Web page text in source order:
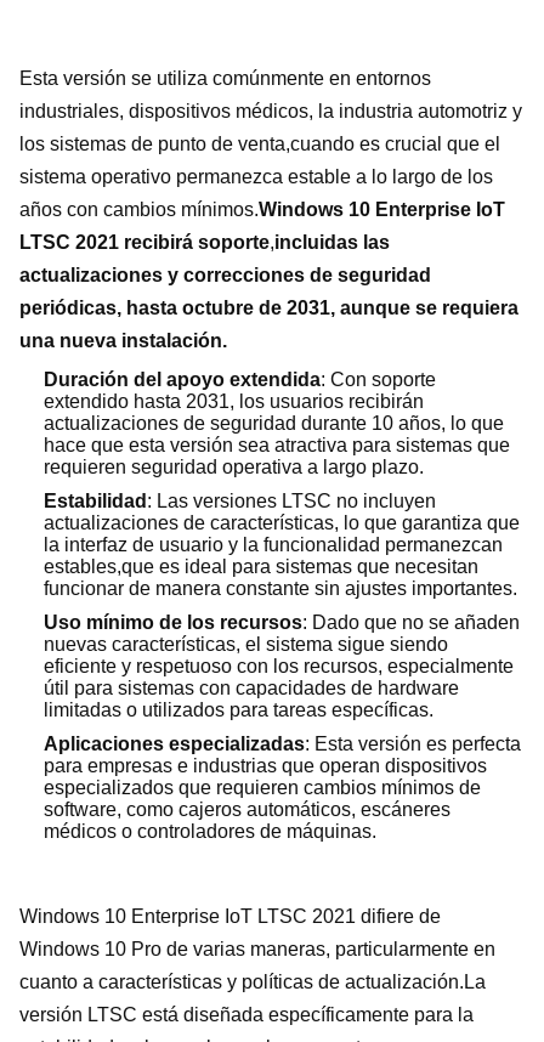
Esta versión se utiliza comúnmente en entornos
industriales, dispositivos médicos, la industria automotriz y
los sistemas de punto de venta,cuando es crucial que el
sistema operativo permanezca estable a lo largo de los
años con cambios mínimos.Windows 10 Enterprise IoT
LTSC 2021 recibirá soporte,incluidas las
actualizaciones y correcciones de seguridad
periódicas, hasta octubre de 2031, aunque se requiera
una nueva instalación.
Duración del apoyo extendida: Con soporte
extendido hasta 2031, los usuarios recibirán
actualizaciones de seguridad durante 10 años, lo que
hace que esta versión sea atractiva para sistemas que
requieren seguridad operativa a largo plazo.
Estabilidad : Las versiones LTSC no incluyen
actualizaciones de características, lo que garantiza que
la interfaz de usuario y la funcionalidad permanezcan
estables,que es ideal para sistemas que necesitan
funcionar de manera constante sin ajustes importantes.
Uso mínimo de los recursos: Dado que no se añaden
nuevas características, el sistema sigue siendo
eficiente y respetuoso con los recursos, especialmente
útil para sistemas con capacidades de hardware
limitadas o utilizados para tareas específicas.
Aplicaciones especializadas: Esta versión es perfecta
para empresas e industrias que operan dispositivos
especializados que requieren cambios mínimos de
software, como cajeros automáticos, escáneres
médicos o controladores de máquinas.
Windows 10 Enterprise IoT LTSC 2021 difiere de
Windows 10 Pro de varias maneras, particularmente en
cuanto a características y políticas de actualización.La
versión LTSC está diseñada específicamente para la